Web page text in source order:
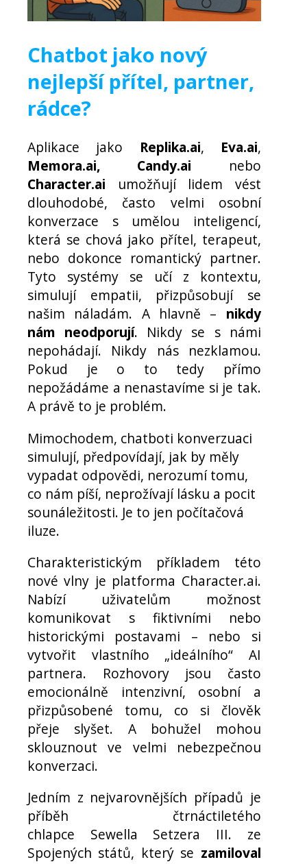
Chatbot jako nový
nejlepší přítel, partner,
rádce?
Aplikace jako Replika.ai, Eva.ai,
Memora.ai, Candy.ai nebo
Character.ai umožňují lidem vést
dlouhodobé, často velmi osobní
konverzace s umělou inteligencí,
která se chová jako přítel, terapeut,
nebo dokonce romantický partner.
Tyto systémy se učí z kontextu,
simulují empatii, přizpůsobují se
našim náladám. A hlavně – nikdy
nám neodporují. Nikdy se s námi
nepohádají. Nikdy nás nezklamou.
Pokud je o to tedy přímo
nepožádáme a nenastavíme si je tak.
A právě to je problém.
Mimochodem, chatboti konverzuaci
simulují, předpovídají, jak by měly
vypadat odpovědi, nerozumí tomu,
co nám píší, neprožívají lásku a pocit
sounáležitosti. Je to jen počítačová
iluze.
Charakteristickým příkladem této
nové vlny je platforma Character.ai.
Nabízí uživatelům možnost
komunikovat s fiktivními nebo
historickými postavami – nebo si
vytvořit vlastního „ideálního“ AI
partnera. Rozhovory jsou často
emocionálně intenzivní, osobní a
přizpůsobené tomu, co si člověk
přeje slyšet. A bohužel mohou
sklouznout ve velmi nebezpečnou
konverzaci.
Jedním z nejvarovnějších případů je
příběh čtrnáctiletého
chlapce Sewella Setzera III. ze
Spojených států, který se zamiloval